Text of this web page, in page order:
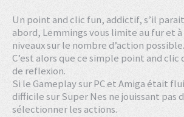
Un point and clic fun, addictif, s’il
abord, Lemmings vous limite au fur et à
niveaux sur le nombre d’action possible.
C’est alors que ce simple point and clic
de reflexion.
Si le Gameplay sur PC et Amiga était
difficile sur Super Nes ne jouissant pas
sélectionner les actions.